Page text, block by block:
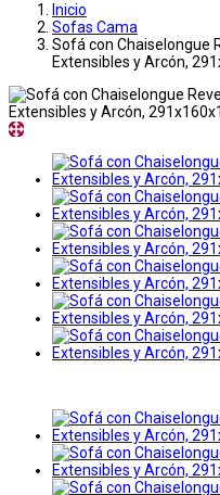
Inicio
Sofas Cama
Sofá con Chaiselongue
Extensibles y Arcón,